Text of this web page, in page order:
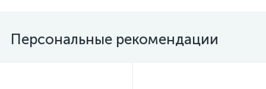
Персональные рекомендации